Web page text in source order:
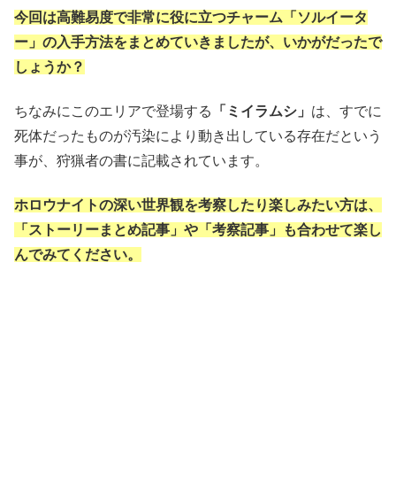
今回は高難易度で非常に役に立つチャーム「ソルイータ
ー」の入手方法をまとめていきましたが、いかがだったで
しょうか？
ちなみにこのエリアで登場する 「ミイラムシ」 は、すでに
死体だったものが汚染により動き出している存在だという
事が、狩猟者の書に記載されています。
ホロウナイトの深い世界観を考察したり楽しみたい方は、
「ストーリーまとめ記事」や「考察記事」も合わせて楽し
んでみてください。